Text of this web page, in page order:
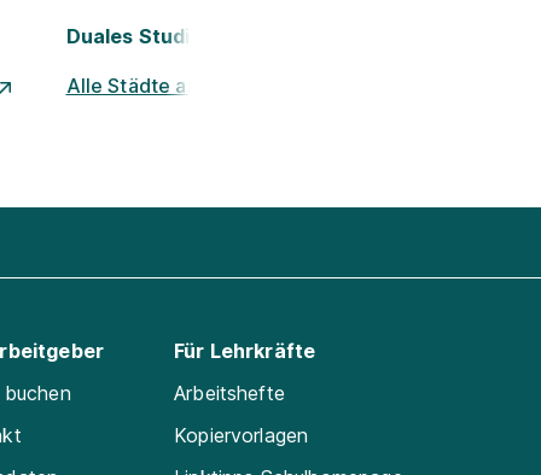
Duales Studium Nürnberg
Alle Städte ansehen
Für Lehrkräfte
Arbeitshefte
Kopiervorlagen